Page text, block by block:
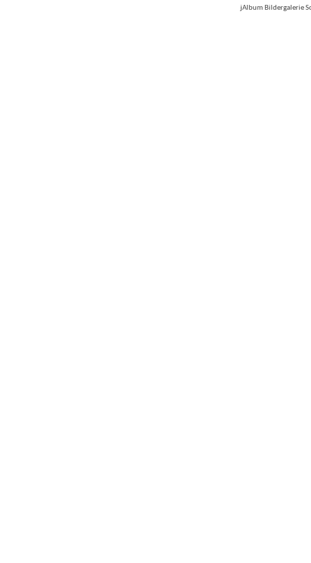
jAlbum Bildergalerie